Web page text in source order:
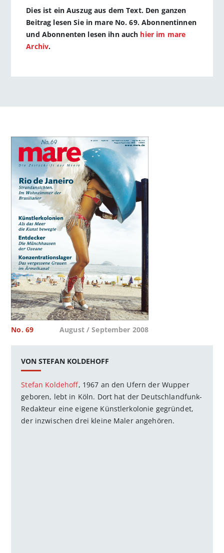
Dies ist ein Auszug aus dem Text. Den ganzen
Beitrag lesen Sie in mare No. 69. Abonnentinnen
und Abonnenten lesen ihn auch hier im mare
Archiv.
No. 69 August / September 2008
VON STEFAN KOLDEHOFF
Stefan Koldehoff, 1967 an den Ufern der Wupper
geboren, lebt in Köln. Dort hat der Deutschlandfunk-
Redakteur eine eigene Künstlerkolonie gegründet,
der inzwischen drei kleine Maler angehören.